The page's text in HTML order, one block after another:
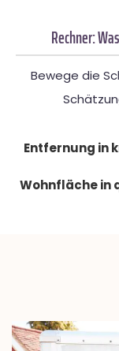
Rechner:
Bewege die
Entfernung in
Wohnfläche in